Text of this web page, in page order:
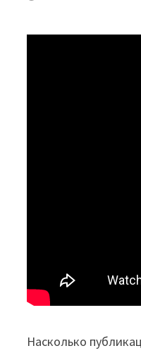
Насколько